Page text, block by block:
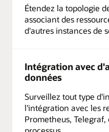
Étendez la topologie
associant des
d'autres instances de
Intégration avec
données
Surveillez tout type
l'intégration avec les
Prometheus,